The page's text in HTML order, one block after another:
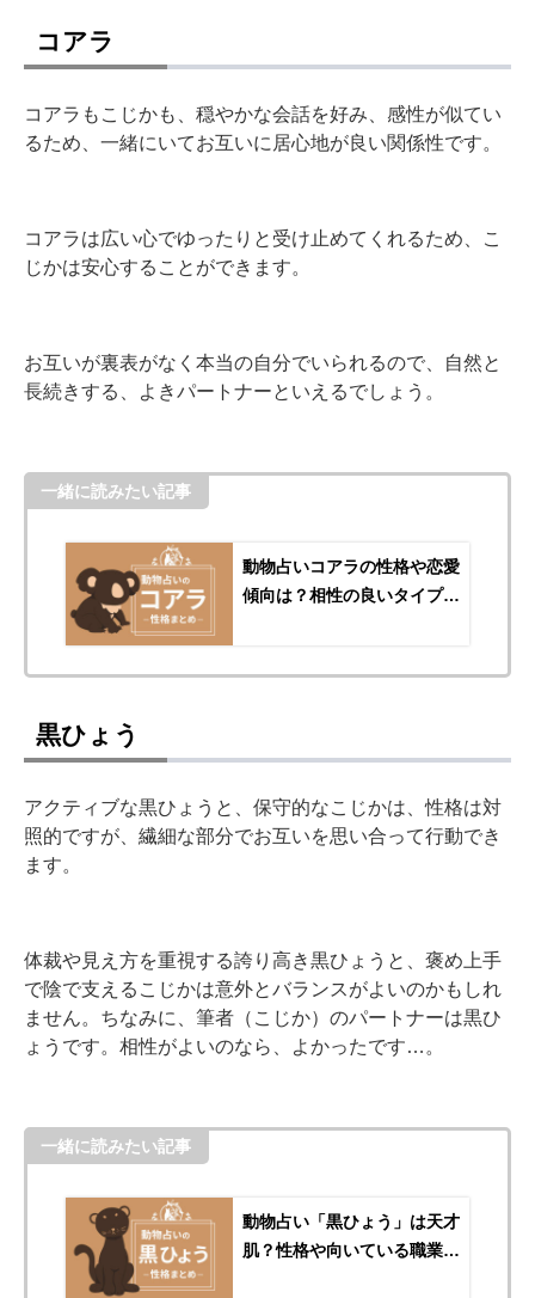
コアラ
コアラもこじかも、穏やかな会話を好み、感性が似てい
るため、一緒にいてお互いに居心地が良い関係性です。
コアラは広い心でゆったりと受け止めてくれるため、こ
じかは安心することができます。
お互いが裏表がなく本当の自分でいられるので、自然と
長続きする、よきパートナーといえるでしょう。
一緒に読みたい記事
動物占いコアラの性格や恋愛
傾向は？相性の良いタイプ・
黒ひょう
アクティブな黒ひょうと、保守的なこじかは、性格は対
照的ですが、繊細な部分でお互いを思い合って行動でき
ます。
体裁や見え方を重視する誇り高き黒ひょうと、褒め上手
で陰で支えるこじかは意外とバランスがよいのかもしれ
ません。ちなみに、筆者（こじか）のパートナーは黒ひ
ょうです。相性がよいのなら、よかったです…。
一緒に読みたい記事
動物占い「黒ひょう」は天才
肌？性格や向いている職業を